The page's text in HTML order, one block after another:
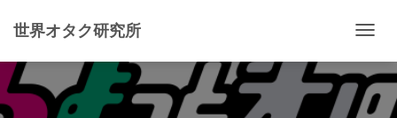
世界オタク研究所
ビ
ゲ
ー
シ